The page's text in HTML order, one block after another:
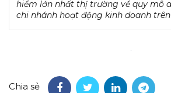
hiểm lớn nhất thị trường về quy mô
chi nhánh hoạt động kinh doanh
Chia sẻ